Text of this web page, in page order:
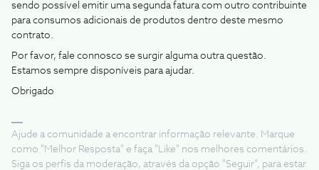
sendo possível emitir uma segunda fatura com outro contribuinte
para consumos adicionais de produtos dentro deste mesmo
contrato.
Por favor, fale connosco se surgir alguma outra questão.
Estamos sempre disponíveis para ajudar.
Obrigado
Ajude a comunidade a encontrar informação relevante. Marque
como "Melhor Resposta" e faça "Like" nos melhores comentários.
Siga os perfis da moderação, através da opção "Seguir", para estar